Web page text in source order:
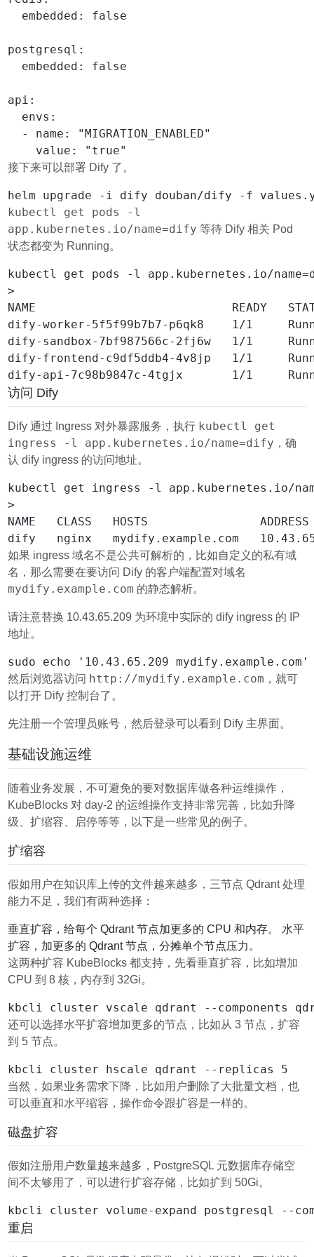
  embedded: false
postgresql:
  embedded: false
api:
  envs:
  - name: "MIGRATION_ENABLED"
接下来可以部署 Dify 了。
kubectl get pods -l
app.kubernetes.io/name=dify 等待 Dify 相关 Pod
状态都变为 Running。
kubectl get pods -l app.kubernetes.io/
>
NAME                            READY   STATUS
dify-worker-5f5f99b7b7-p6qk8    1/1
dify-sandbox-7bf987566c-2fj6w   1/1
dify-frontend-c9df5ddb4-4v8jp   1/1
访问 Dify
Dify 通过 Ingress 对外暴露服务，执行 kubectl get
ingress -l app.kubernetes.io/name=dify ，确
认 dify ingress 的访问地址。
kubectl get ingress -l app.kubernetes.io/
>
NAME   CLASS   HOSTS
如果 ingress 域名不是公共可解析的，比如自定义的私有域
名，那么需要在要访问 Dify 的客户端配置对域名
mydify.example.com 的静态解析。
请注意替换 10.43.65.209 为环境中实际的 dify ingress 的 IP
地址。
然后浏览器访问 http://mydify.example.com ，就可
以打开 Dify 控制台了。
先注册一个管理员账号，然后登录可以看到 Dify 主界面。
基础设施运维
随着业务发展，不可避免的要对数据库做各种运维操作，
KubeBlocks 对 day-2 的运维操作支持非常完善，比如升降
级、扩缩容、启停等等，以下是一些常见的例子。
扩缩容
假如用户在知识库上传的文件越来越多，三节点 Qdrant 处理
能力不足，我们有两种选择：
垂直扩容，给每个 Qdrant 节点加更多的 CPU 和内存。 水平
扩容，加更多的 Qdrant 节点，分摊单个节点压力。
这两种扩容 KubeBlocks 都支持，先看垂直扩容，比如增加
CPU 到 8 核，内存到 32Gi。
还可以选择水平扩容增加更多的节点，比如从 3 节点，扩容
到 5 节点。
当然，如果业务需求下降，比如用户删除了大批量文档，也
可以垂直和水平缩容，操作命令跟扩容是一样的。
磁盘扩容
假如注册用户数量越来越多，PostgreSQL 元数据库存储空
间不太够用了，可以进行扩容存储，比如扩到 50Gi。
重启